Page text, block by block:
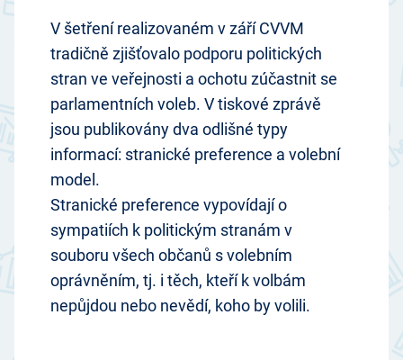
V šetření realizovaném v září CVVM
tradičně zjišťovalo podporu politických
stran ve veřejnosti a ochotu zúčastnit se
parlamentních voleb. V tiskové zprávě
jsou publikovány dva odlišné typy
informací: stranické preference a volební
model.
Stranické preference vypovídají o
sympatiích k politickým stranám v
souboru všech občanů s volebním
oprávněním, tj. i těch, kteří k volbám
nepůjdou nebo nevědí, koho by volili.